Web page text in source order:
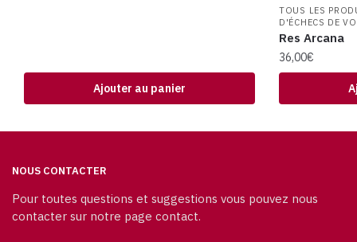
Ajouter au panier
TOUS LES
D'ÉCHECS DE
Res Arcana
36,00€
NOUS CONTACTER
Pour toutes questions et suggestions vous pouvez nous
contacter sur notre page contact.